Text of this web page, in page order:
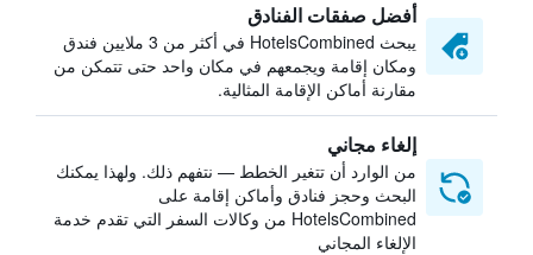
أفضل صفقات الفنادق
يبحث HotelsCombined في أكثر من 3 ملايين فندق
ومكان إقامة ويجمعهم في مكان واحد حتى تتمكن من
مقارنة أماكن الإقامة المثالية.
إلغاء مجاني
من الوارد أن تتغير الخطط — نتفهم ذلك. ولهذا يمكنك
البحث وحجز فنادق وأماكن إقامة على
HotelsCombined من وكالات السفر التي تقدم خدمة
الإلغاء المجاني